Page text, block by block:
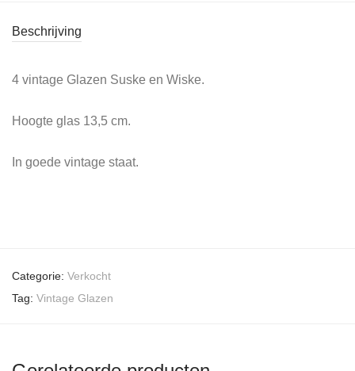
Beschrijving
4 vintage Glazen Suske en Wiske.
Hoogte glas 13,5 cm.
In goede vintage staat.
Categorie: Verkocht
Tag: Vintage Glazen